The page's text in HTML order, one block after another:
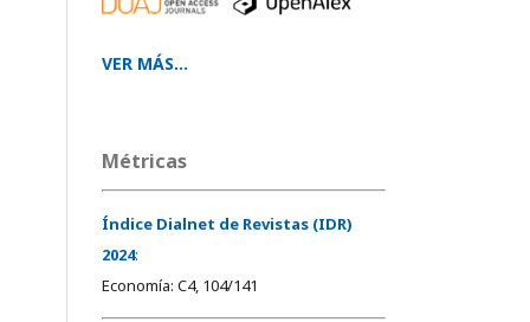
VER MÁS...
Métricas
Índice Dialnet de Revistas (IDR)
2024:
Economía: C4, 104/141